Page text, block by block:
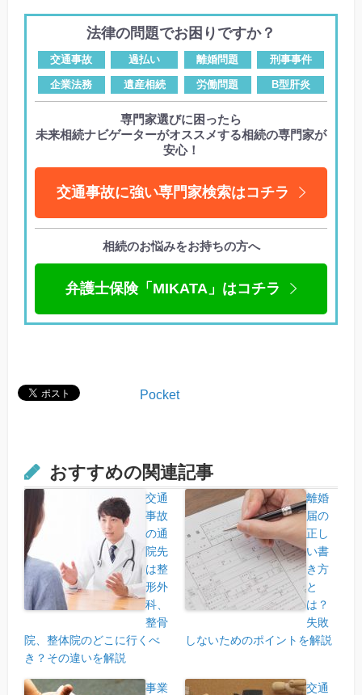
法律の問題でお困りですか？
交通事故 過払い 離婚問題 刑事事件
企業法務 遺産相続 労働問題 B型肝炎
専門家選びに困ったら
未来相続ナビゲーターがオススメする相続の専門家が
安心！
交通事故に強い専門家検索はコチラ
相続のお悩みをお持ちの方へ
弁護士保険「MIKATA」はコチラ
Pocket
おすすめの関連記事
交通
事故
の通
院先
は整
形外
科、
整骨
院、整体院のどこに行くべ
き？その違いを解説
離婚
届の
正し
い書
き方
と
は？
失敗
しないためのポイントを解説
事業
交通